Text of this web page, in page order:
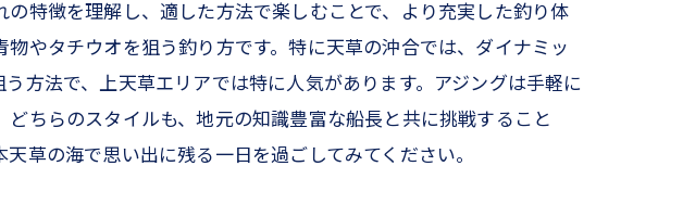
の大物釣りに挑戦
特徴を理解し、適した方法で楽しむことで、より充実した釣り体
やタチウオを狙う釣り方です。特に天草の沖合では、ダイナミッ
方法で、上天草エリアでは特に人気があります。アジングは手軽に
ちらのスタイルも、地元の知識豊富な船長と共に挑戦すること
草の海で思い出に残る一日を過ごしてみてください。